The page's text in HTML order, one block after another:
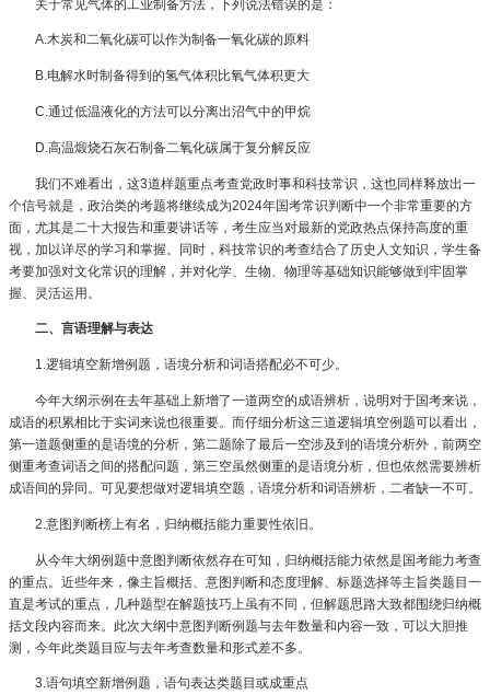
关于常见气体的工业制备方法，下列说法错误的是：
A.木炭和二氧化碳可以作为制备一氧化碳的原料
B.电解水时制备得到的氢气体积比氧气体积更大
C.通过低温液化的方法可以分离出沼气中的甲烷
D.高温煅烧石灰石制备二氧化碳属于复分解反应
我们不难看出，这3道样题重点考查党政时事和科技常识，这也同样释放出一
个信号就是，政治类的考题将继续成为2024年国考常识判断中一个非常重要的方
面，尤其是二十大报告和重要讲话等，考生应当对最新的党政热点保持高度的重
视，加以详尽的学习和掌握。同时，科技常识的考查结合了历史人文知识，学生备
考要加强对文化常识的理解，并对化学、生物、物理等基础知识能够做到牢固掌
握、灵活运用。
二、言语理解与表达
1.逻辑填空新增例题，语境分析和词语搭配必不可少。
今年大纲示例在去年基础上新增了一道两空的成语辨析，说明对于国考来说，
成语的积累相比于实词来说也很重要。而仔细分析这三道逻辑填空例题可以看出，
第一道题侧重的是语境的分析，第二题除了最后一空涉及到的语境分析外，前两空
侧重考查词语之间的搭配问题，第三空虽然侧重的是语境分析，但也依然需要辨析
成语间的异同。可见要想做对逻辑填空题，语境分析和词语辨析，二者缺一不可。
2.意图判断榜上有名，归纳概括能力重要性依旧。
从今年大纲例题中意图判断依然存在可知，归纳概括能力依然是国考能力考查
的重点。近些年来，像主旨概括、意图判断和态度理解、标题选择等主旨类题目一
直是考试的重点，几种题型在解题技巧上虽有不同，但解题思路大致都围绕归纳概
括文段内容而来。此次大纲中意图判断例题与去年数量和内容一致，可以大胆推
测，今年此类题目应与去年考查数量和形式差不多。
3.语句填空新增例题，语句表达类题目或成重点